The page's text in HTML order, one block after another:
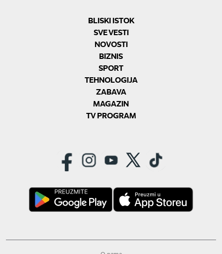
BLISKI ISTOK
SVE VESTI
NOVOSTI
BIZNIS
SPORT
TEHNOLOGIJA
ZABAVA
MAGAZIN
TV PROGRAM